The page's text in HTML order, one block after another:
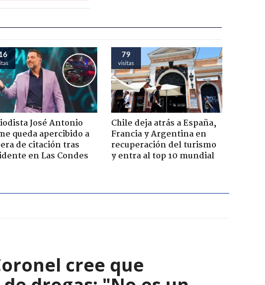
José Antonio
queda apercibido a
de citación tras
en Las Condes
79
visitas
Chile deja atrás a España,
Francia y Argentina en
recuperación del turismo
y entra al top 10 mundial
cree que